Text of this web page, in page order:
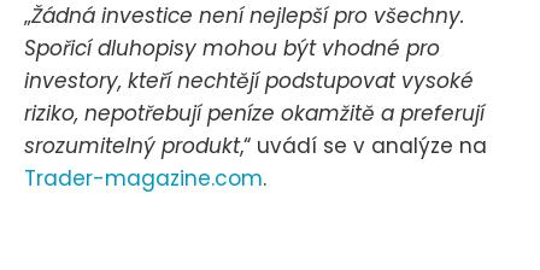
„Žádná investice není nejlepší pro všechny.
Spořicí dluhopisy mohou být vhodné pro
investory, kteří nechtějí podstupovat vysoké
riziko, nepotřebují peníze okamžitě a preferují
srozumitelný produkt,“ uvádí se v analýze na
Trader-magazine.com.